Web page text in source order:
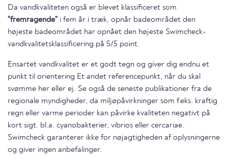
Da vandkvaliteten også er blevet klassificeret som
"fremragende" i fem år i træk, opnår badeområdet den
højeste badeområdet har opnået den højeste Swimcheck-
vandkvalitetsklassificering på 5/5 point.
Ensartet vandkvalitet er et godt tegn og giver dig endnu et
punkt til orientering Et andet referencepunkt, når du skal
svømme her eller ej. Se også de seneste publikationer fra de
regionale myndigheder, da miljøpåvirkninger som f.eks. kraftig
regn eller varme perioder kan påvirke kvaliteten negativt på
kort sigt. bl.a. cyanobakterier, vibrios eller cercariae.
Swimcheck garanterer ikke for nøjagtigheden af oplysningerne
og giver ingen anbefalinger.